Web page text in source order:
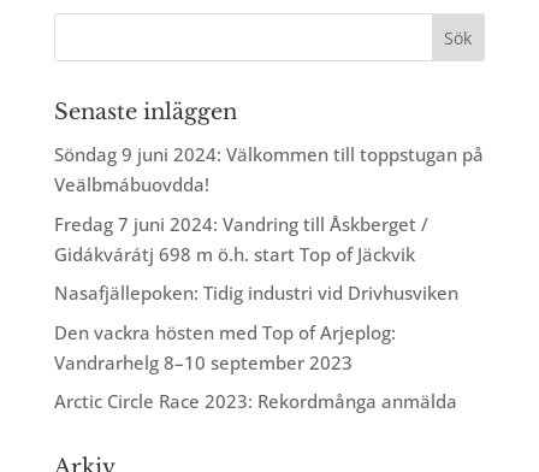
Senaste inläggen
Söndag 9 juni 2024: Välkommen till toppstugan på
Veälbmábuovdda!
Fredag 7 juni 2024: Vandring till Åskberget /
Gidákvárátj 698 m ö.h. start Top of Jäckvik
Nasafjällepoken: Tidig industri vid Drivhusviken
Den vackra hösten med Top of Arjeplog:
Vandrarhelg 8–10 september 2023
Arctic Circle Race 2023: Rekordmånga anmälda